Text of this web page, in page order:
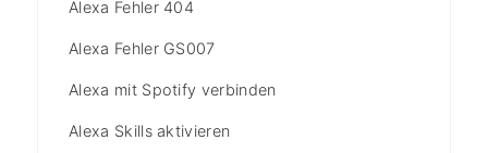
Alexa Fehler 404
Alexa Fehler GS007
Alexa mit Spotify verbinden
Alexa Skills aktivieren